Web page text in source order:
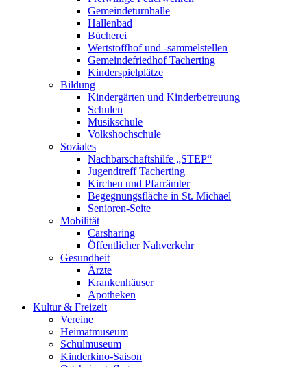
Gemeindeturnhalle
Hallenbad
Bücherei
Wertstoffhof und -sammelstellen
Gemeindefriedhof Tacherting
Kinderspielplätze
Bildung
Kindergärten und Kinderbetreuung
Schulen
Musikschule
Volkshochschule
Soziales
Nachbarschaftshilfe „STEP“
Jugendtreff Tacherting
Kirchen und Pfarrämter
Begegnungsfläche in St. Michael
Senioren-Seite
Mobilität
Carsharing
Öffentlicher Nahverkehr
Gesundheit
Ärzte
Krankenhäuser
Apotheken
Kultur & Freizeit
Vereine
Heimatmuseum
Schulmuseum
Kinderkino-Saison